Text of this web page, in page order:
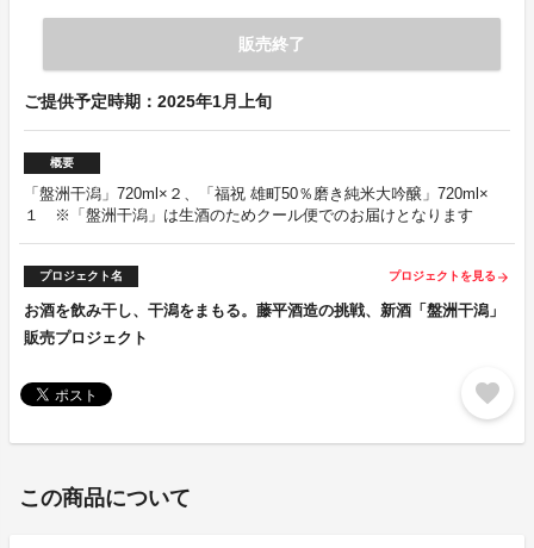
販売終了
ご提供予定時期：2025年1月上旬
概要
「盤洲干潟」720ml×２、「福祝 雄町50％磨き純米大吟醸」720ml×
１ ※「盤洲干潟」は生酒のためクール便でのお届けとなります
プロジェクト名 プロジェクトを見る arrow_forward
お酒を飲み干し、干潟をまもる。藤平酒造の挑戦、新酒「盤洲干潟」
販売プロジェクト
favorite
この商品について